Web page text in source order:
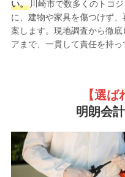
い。川崎市で数多くのトコ
に、建物や家具を傷つけず
案します。現地調査から徹
アまで、一貫して責任を持っ
【選
明朗会